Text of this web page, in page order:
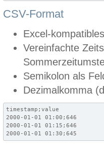
CSV-Format
Excel-
Vereinfachte
Semikolon als
Dezimalkomma
timestamp;value
2000-01-01 01:00;646
2000-01-01 01:15;646
2000-01-01 01:30;645